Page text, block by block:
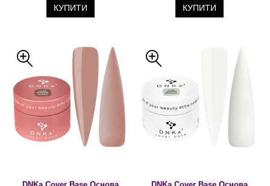
КУПИТИ КУПИТИ